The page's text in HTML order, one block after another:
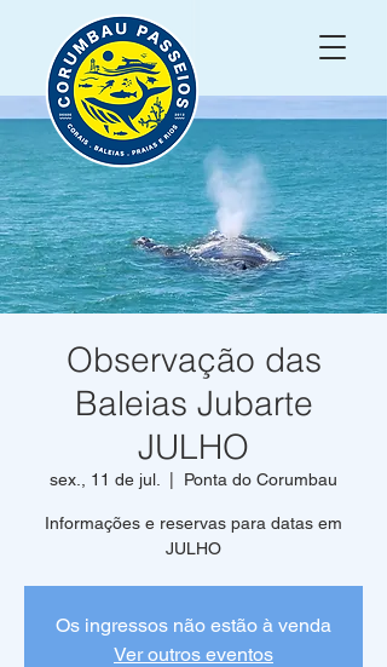
Observação das
Baleias Jubarte
JULHO
sex., 11 de jul. Ponta do Corumbau
Informações e reservas para datas em
JULHO
Os ingressos não estão à venda
Ver outros eventos